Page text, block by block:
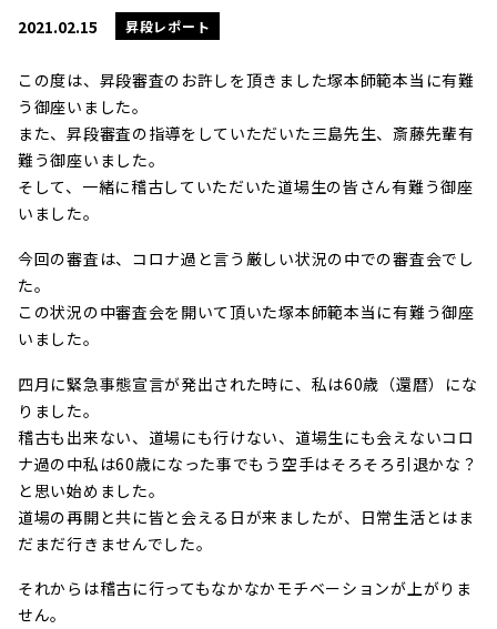
2021.02.15 昇段レポート
この度は、昇段審査のお許しを頂きました塚本師範本当に有難
う御座いました。
また、昇段審査の指導をしていただいた三島先生、斎藤先輩有
難う御座いました。
そして、一緒に稽古していただいた道場生の皆さん有難う御座
いました。
今回の審査は、コロナ過と言う厳しい状況の中での審査会でし
た。
この状況の中審査会を開いて頂いた塚本師範本当に有難う御座
いました。
四月に緊急事態宣言が発出された時に、私は60歳（還暦）にな
りました。
稽古も出来ない、道場にも行けない、道場生にも会えないコロ
ナ過の中私は60歳になった事でもう空手はそろそろ引退かな？
と思い始めました。
道場の再開と共に皆と会える日が来ましたが、日常生活とはま
だまだ行きませんでした。
それからは稽古に行ってもなかなかモチベーションが上がりま
せん。